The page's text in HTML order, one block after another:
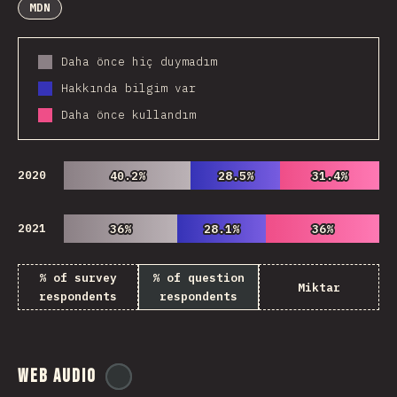
MDN
Daha önce hiç duymadım
Hakkında bilgim var
Daha önce kullandım
2020 40.2%
40.2% 28.5%
28.5% 31.4%
31.4%
2021 36%
36% 28.1%
28.1% 36%
36%
% of survey
respondents
% of question
respondents
Miktar
Web Audio